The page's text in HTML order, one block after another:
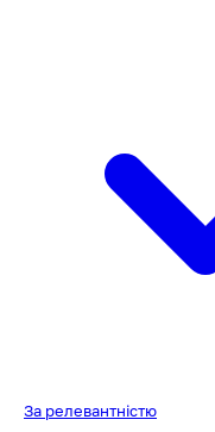
За релевантністю